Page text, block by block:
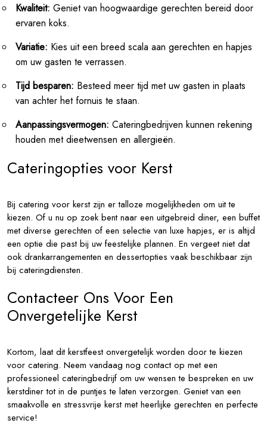
Kwaliteit: Geniet van hoogwaardige gerechten bereid door
ervaren koks.
Variatie: Kies uit een breed scala aan gerechten en hapjes
om uw gasten te verrassen.
Tijd besparen: Besteed meer tijd met uw gasten in plaats
van achter het fornuis te staan.
Aanpassingsvermogen: Cateringbedrijven kunnen rekening
houden met dieetwensen en allergieën.
Cateringopties voor Kerst
Bij catering voor kerst zijn er talloze mogelijkheden om uit te
kiezen. Of u nu op zoek bent naar een uitgebreid diner, een buffet
met diverse gerechten of een selectie van luxe hapjes, er is altijd
een optie die past bij uw feestelijke plannen. En vergeet niet dat
ook drankarrangementen en dessertopties vaak beschikbaar zijn
bij cateringdiensten.
Contacteer Ons Voor Een
Onvergetelijke Kerst
Kortom, laat dit kerstfeest onvergetelijk worden door te kiezen
voor catering. Neem vandaag nog contact op met een
professioneel cateringbedrijf om uw wensen te bespreken en uw
kerstdiner tot in de puntjes te laten verzorgen. Geniet van een
smaakvolle en stressvrije kerst met heerlijke gerechten en perfecte
service!